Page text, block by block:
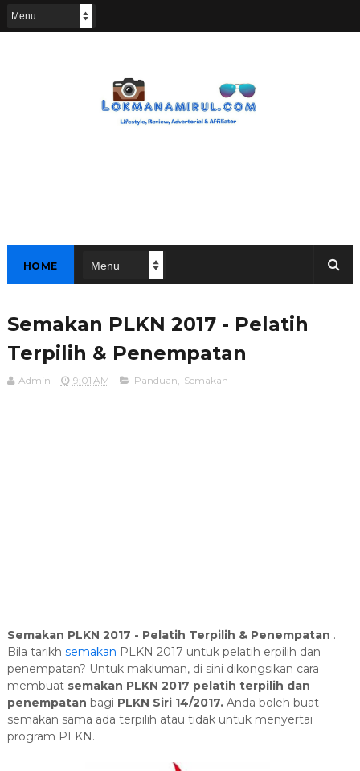
HOME
Semakan PLKN 2017 - Pelatih
Terpilih & Penempatan
Admin 9:01 AM Panduan, Semakan
Semakan PLKN 2017 - Pelatih Terpilih & Penempatan .
Bila tarikh semakan PLKN 2017 untuk pelatih erpilih dan
penempatan? Untuk makluman, di sini dikongsikan cara
membuatsemakan PLKN 2017 pelatih terpilih dan
penempatan bagi PLKN Siri 14/2017. Anda boleh buat
semakan sama ada terpilih atau tidak untuk menyertai
program PLKN.